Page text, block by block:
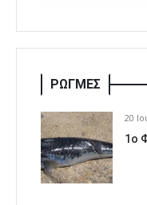
ΡΩΓΜΕΣ
20
1o